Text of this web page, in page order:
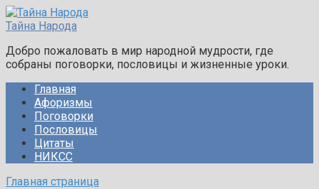
Перейти
к
Тайна Народа
Добро пожаловать в мир народной мудрости, где
собраны поговорки, пословицы и жизненные уроки.
Главная
Афоризмы
Поговорки
Пословицы
Цитаты
НИКСС
Главная страница